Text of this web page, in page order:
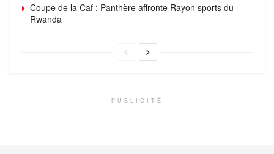
Coupe de la Caf : Panthère affronte Rayon sports du
Rwanda
PUBLICITÉ